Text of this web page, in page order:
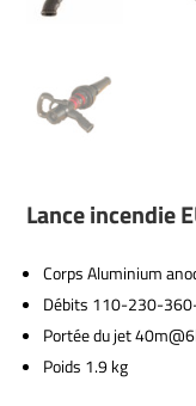
Lance incendie
Corps Aluminium
Débits 110-230-
Portée du jet
Poids 1.9 kg